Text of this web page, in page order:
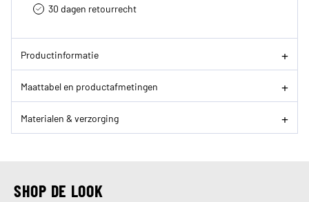
30 dagen retourrecht­
Productinformatie
Maattabel en productafmetingen
Materialen & verzorging
SHOP DE LOOK